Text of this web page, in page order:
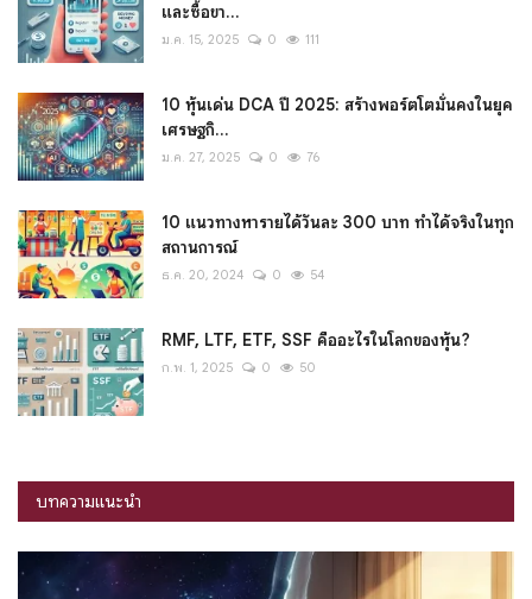
และซื้อขา...
ม.ค. 15, 2025 0 111
10 หุ้นเด่น DCA ปี 2025: สร้างพอร์ตโตมั่นคงในยุค
เศรษฐกิ...
ม.ค. 27, 2025 0 76
10 แนวทางหารายได้วันละ 300 บาท ทำได้จริงในทุก
สถานการณ์
ธ.ค. 20, 2024 0 54
RMF, LTF, ETF, SSF คืออะไรในโลกของหุ้น?
ก.พ. 1, 2025 0 50
บทความแนะนำ